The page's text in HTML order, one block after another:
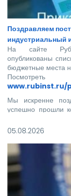
Поздравляем
индустриальный
На сайте
опубликованы
бюджетные места
www.rubinst.ru/
Мы искренне
успешно прошли
05.08.2026